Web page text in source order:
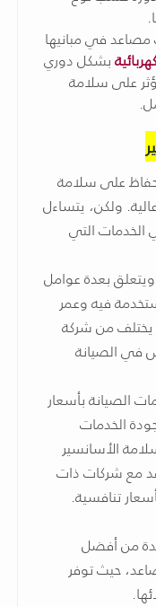
في مبانيها
بشكل دوري
على سلامة
على سلامة
ولكن، يتساءل
الخدمات التي
بعدة عوامل
فيه وعمر
يختلف من شركة
في الصيانة
الصيانة بأسعار
الخدمات
الأسانسير
مع شركات ذات
تنافسية.
من أفضل
حيث توفر